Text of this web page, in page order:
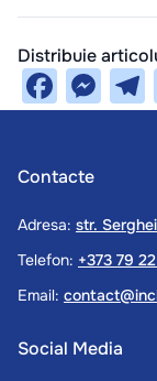
Distribuie
Contacte
Adresa: str.
Telefon: +373 79
Email:
Social Media